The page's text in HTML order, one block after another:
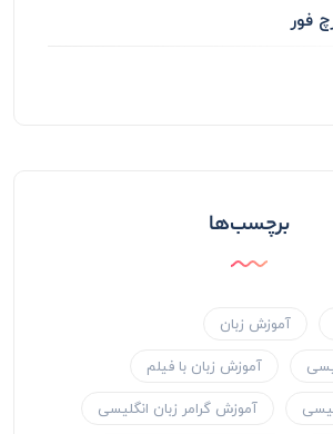
فور
برچسب‌ها
آموزش زبان
آموزش زبان با فیلم
آموزش گرامر زبان انگلیسی